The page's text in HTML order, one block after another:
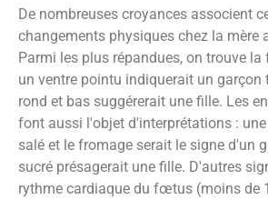
De nombreuses croyances associent
changements physiques chez la mère
Parmi les plus répandues, on trouve la
un ventre pointu indiquerait un garçon
rond et bas suggérerait une fille. Les
font aussi l'objet d'interprétations :
salé et le fromage serait le signe d'un
sucré présagerait une fille. D'autres
rythme cardiaque du fœtus (moins de